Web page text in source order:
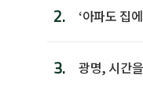
2.
‘아파도 집
3. 광명, 시간